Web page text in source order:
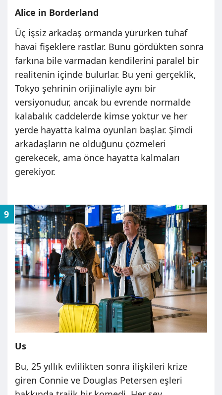
Alice in Borderland
Üç işsiz arkadaş ormanda yürürken tuhaf
havai fişeklere rastlar. Bunu gördükten sonra
farkına bile varmadan kendilerini paralel bir
realitenin içinde bulurlar. Bu yeni gerçeklik,
Tokyo şehrinin orijinaliyle aynı bir
versiyonudur, ancak bu evrende normalde
kalabalık caddelerde kimse yoktur ve her
yerde hayatta kalma oyunları başlar. Şimdi
arkadaşların ne olduğunu çözmeleri
gerekecek, ama önce hayatta kalmaları
gerekiyor.
9
Us
Bu, 25 yıllık evlilikten sonra ilişkileri krize
giren Connie ve Douglas Petersen eşleri